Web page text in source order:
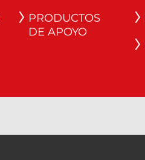
PRODUCTOS
DE APOYO